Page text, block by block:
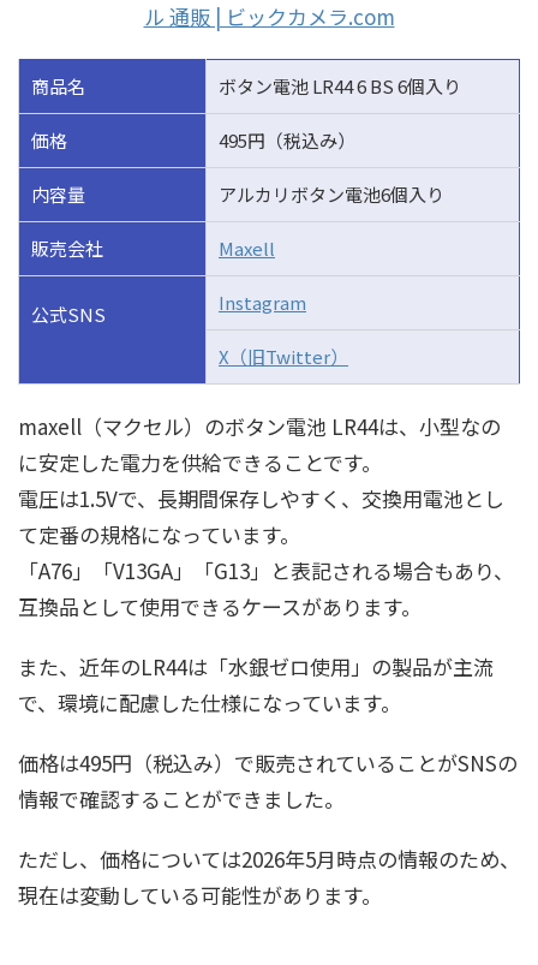
ル 通販 | ビックカメラ.com
商品名 ボタン電池 LR44 6 BS 6個入り
価格 495円（税込み）
内容量 アルカリボタン電池6個入り
販売会社 Maxell
公式SNS Instagram
X（旧Twitter）
maxell（マクセル）のボタン電池 LR44は、小型なの
に安定した電力を供給できることです。
電圧は1.5Vで、長期間保存しやすく、交換用電池とし
て定番の規格になっています。
「A76」「V13GA」「G13」と表記される場合もあり、
互換品として使用できるケースがあります。
また、近年のLR44は「水銀ゼロ使用」の製品が主流
で、環境に配慮した仕様になっています。
価格は495円（税込み）で販売されていることがSNSの
情報で確認することができました。
ただし、価格については2026年5月時点の情報のため、
現在は変動している可能性があります。